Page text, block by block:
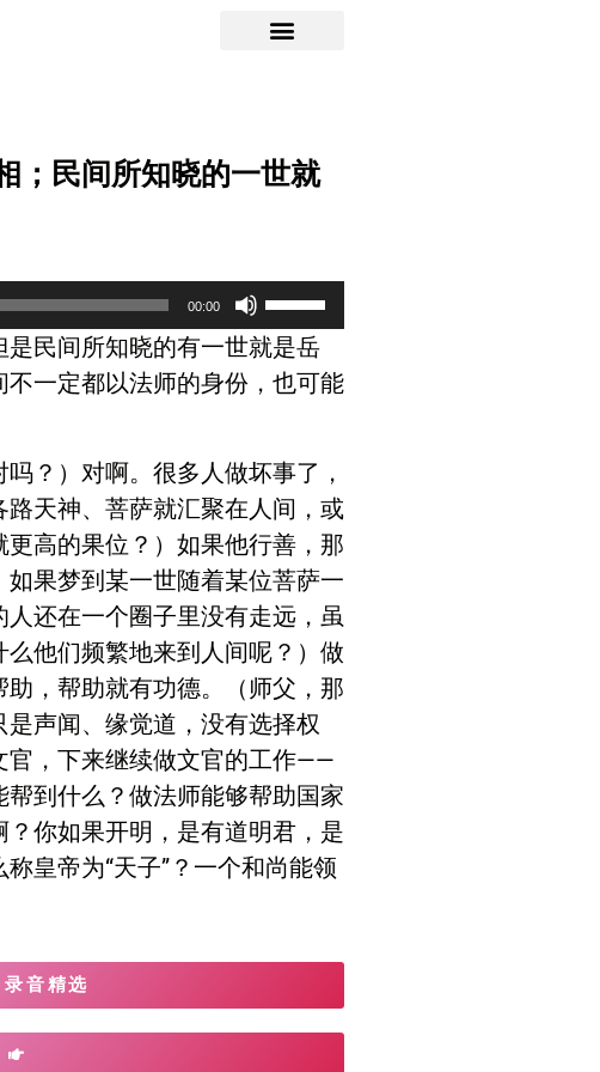
；民间所知晓的一世就
00:00
使
用
上
箭
头
键
来
增
高
或
降
低
音
量。
民间所知晓的有一世就是岳
一定都以法师的身份，也可能
？）对啊。很多人做坏事了，
天神、菩萨就汇聚在人间，或
高的果位？）如果他行善，那
果梦到某一世随着某位菩萨一
还在一个圈子里没有走远，虽
他们频繁地来到人间呢？）做
，帮助就有功德。（师父，那
声闻、缘觉道，没有选择权
官，下来继续做文官的工作——
到什么？做法师能够帮助国家
你如果开明，是有道明君，是
皇帝为“天子”？一个和尚能领
录音精选